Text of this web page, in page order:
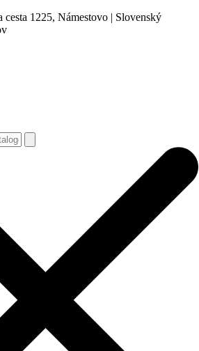
1225, Námestovo | Slovenský